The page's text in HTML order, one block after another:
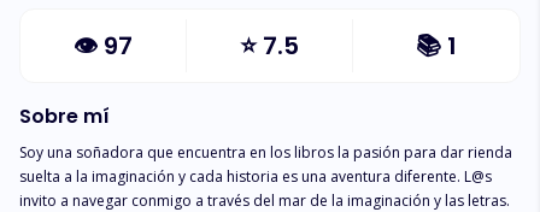
👁 97 ⭐7.5 📚 1
Sobre mí
Soy una soñadora que encuentra en los libros la pasión para dar rienda
suelta a la imaginación y cada historia es una aventura diferente. L@s
invito a navegar conmigo a través del mar de la imaginación y las letras.